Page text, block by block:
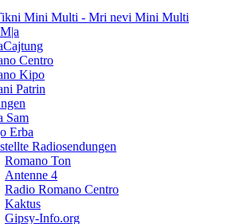
Mini Multi - Mri nevi Mini Multi
Centro
Kipo
Patrin
Sam
Erba
Radiosendungen
Romano Ton
Antenne 4
Radio Romano Centro
Kaktus
Gipsy-Info.org